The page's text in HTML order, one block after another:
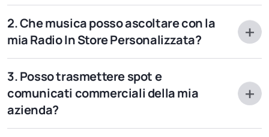
2. Che musica posso ascoltare con la
mia Radio In Store Personalizzata?
creati dal nostro team di esperti musicali, oppure hai la
possibilità di crearne uno ad hoc apposta per la tua
azienda (chiedici come). Una colonna sonora (il mood
musicale) è un flusso infinito di musica che viene
3. Posso trasmettere spot e
comunicati commerciali della mia
azienda?